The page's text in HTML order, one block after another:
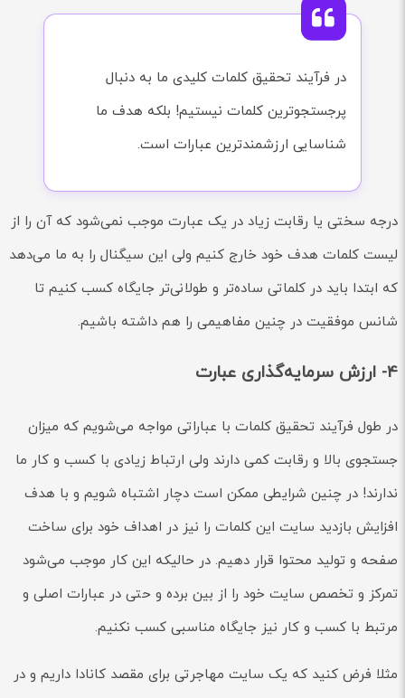
در فرآیند تحقیق کلمات کلیدی ما به دنبال
پرجستجوترین کلمات نیستیم! بلکه هدف ما
شناسایی ارزشمندترین عبارات است.
درجه سختی یا رقابت زیاد در یک عبارت موجب نمی‌شود که آن را از
لیست کلمات هدف خود خارج کنیم ولی این سیگنال را به ما می‌دهد
که ابتدا باید در کلماتی ساده‌تر و طولانی‌تر جایگاه کسب کنیم تا
شانس موفقیت در چنین مفاهیمی را هم داشته باشیم.
4- ارزش سرمایه‌گذاری عبارت
در طول فرآیند تحقیق کلمات با عباراتی مواجه می‌شویم که میزان
جستجوی بالا و رقابت کمی دارند ولی ارتباط زیادی با کسب و کار ما
ندارند! در چنین شرایطی ممکن است دچار اشتباه شویم و با هدف
افزایش بازدید سایت این کلمات را نیز در اهداف خود برای ساخت
صفحه و تولید محتوا قرار دهیم. در حالیکه این کار موجب می‌شود
تمرکز و تخصص سایت خود را از بین برده و حتی در عبارات اصلی و
مرتبط با کسب و کار نیز جایگاه مناسبی کسب نکنیم.
مثلا فرض کنید که یک سایت مهاجرتی برای مقصد کانادا داریم و در